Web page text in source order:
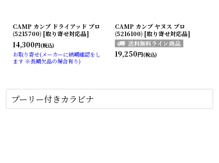
CAMP カンプ ドライアッド プロ
(5215700) [取り寄せ対応品]
14,300円(税込)
お取り寄せ(メーカーに納期確認をし
ます ※長期欠品の場合有り)
CAMP カンプ ヤヌス プロ
(5216100) [取り寄せ対応品]
19,250円(税込)
プーリー付きカラビナ